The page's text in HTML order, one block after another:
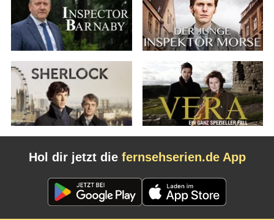
Hol dir jetzt die fernsehserien.de App